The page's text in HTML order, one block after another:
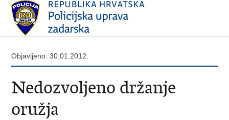
Objavljeno: 30.01.2012.
Nedozvoljeno držanje
oružja